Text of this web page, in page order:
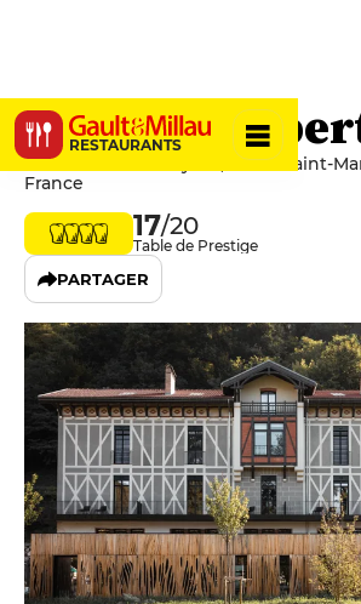
RESTAURANTS
Maison
Allée du Jeune Bayard, 38410 Saint-
France
17/20
Table de Prestige
PARTAGER